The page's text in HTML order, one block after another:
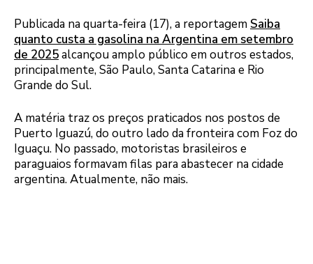
Publicada na quarta-feira (17), a reportagem Saiba
quanto custa a gasolina na Argentina em setembro
de 2025alcançou amplo público em outros estados,
principalmente, São Paulo, Santa Catarina e Rio
Grande do Sul.
A matéria traz os preços praticados nos postos de
Puerto Iguazú, do outro lado da fronteira com Foz do
Iguaçu. No passado, motoristas brasileiros e
paraguaios formavam filas para abastecer na cidade
argentina. Atualmente, não mais.